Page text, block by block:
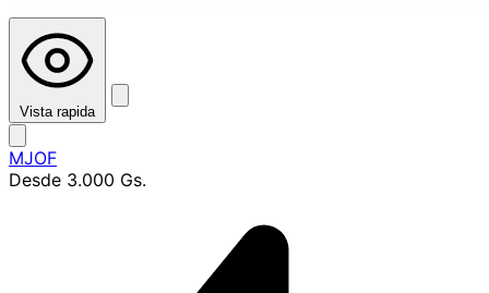
Vista rapida
MJOF
Desde 3.000 Gs.